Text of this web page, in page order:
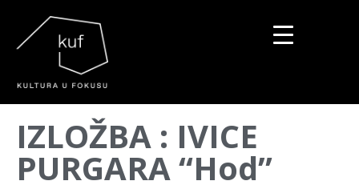
IZLOŽBA : IVICE
PURGARA “Hod”
▼
▼